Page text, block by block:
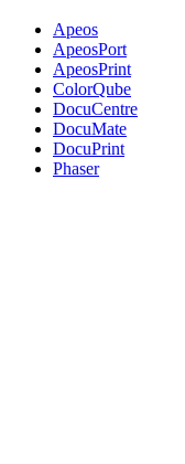
Apeos
ApeosPort
ApeosPrint
ColorQube
DocuCentre
DocuMate
DocuPrint
Phaser